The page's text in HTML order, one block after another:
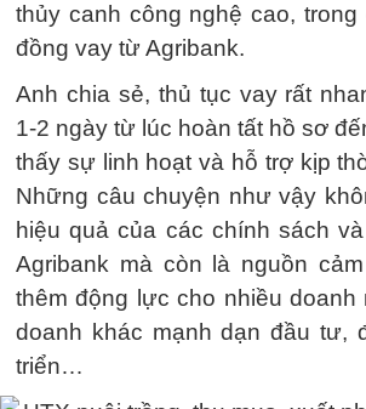
thủy canh công nghệ cao, trong
đồng vay từ Agribank.
Anh chia sẻ, thủ tục vay rất
1-2 ngày từ lúc hoàn tất hồ sơ
thấy sự linh hoạt và hỗ trợ kịp
Những câu chuyện như vậy
hiệu quả của các chính sách
Agribank mà còn là nguồn
thêm động lực cho nhiều doanh
doanh khác mạnh dạn đầu tư,
triển…